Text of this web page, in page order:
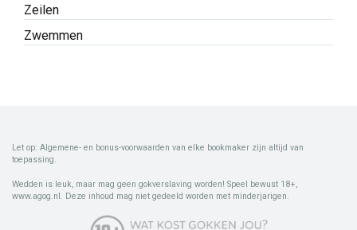
Zeilen
Zwemmen
Let op: Algemene- en bonus-voorwaarden van elke bookmaker zijn altijd van
toepassing.
Wedden is leuk, maar mag geen gokverslaving worden! Speel bewust 18+,
www.agog.nl. Deze inhoud mag niet gedeeld worden met minderjarigen.